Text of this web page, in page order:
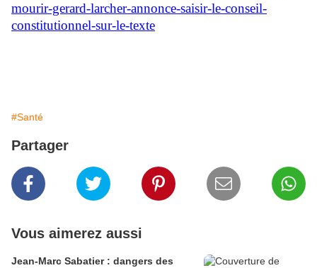
mourir-gerard-larcher-annonce-saisir-le-conseil-
constitutionnel-sur-le-texte
#Santé
Partager
Vous aimerez aussi
Jean-Marc Sabatier : dangers des